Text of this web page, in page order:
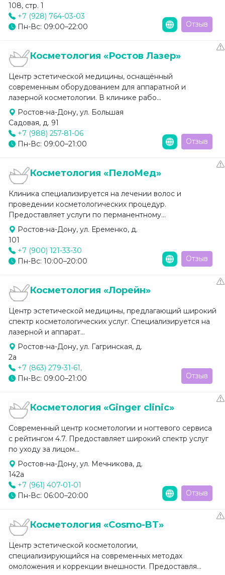
108, стр. 1
+7 (928) 764-03-03
Пн-Вс: 09:00–22:00
Отзыв
Косметология «Ростов Лазер»
Центр эстетической медицины, оснащённый
современным оборудованием для аппаратной и
лазерной косметологии. В клинике рабо...
Ростов-на-Дону, ул. Большая
Садовая, д. 91
+7 (988) 257-81-06
Пн-Вс: 09:00–21:00
Отзыв
Косметология «ПелоМед»
Клиника специализируется на лечении волос и
проведении косметологических процедур.
Предоставляет услуги по перманентному...
Ростов-на-Дону, ул. Еременко, д.
101
+7 (900) 121-33-30
Пн-Вс: 10:00–20:00
Отзыв
Косметология «Лорейн»
Центр эстетической медицины, предлагающий широкий
спектр косметологических услуг. Специализируется на
лазерной и аппарат...
Ростов-на-Дону, ул. Гагринская, д.
2а
+7 (863) 279-31-61,
Пн-Вс: 09:00–21:00
Отзыв
Косметология «Ginger clinic»
Современный центр косметологии и ногтевого сервиса
с рейтингом 4.7. Предоставляет широкий спектр услуг
по уходу за лицом...
Ростов-на-Дону, ул. Мечникова, д.
142а
+7 (961) 407-01-01
Пн-Вс: 06:00–20:00
Отзыв
Косметология «Cosmo-BT»
Центр эстетической косметологии,
специализирующийся на современных методах
омоложения и коррекции внешности. Предоставля...